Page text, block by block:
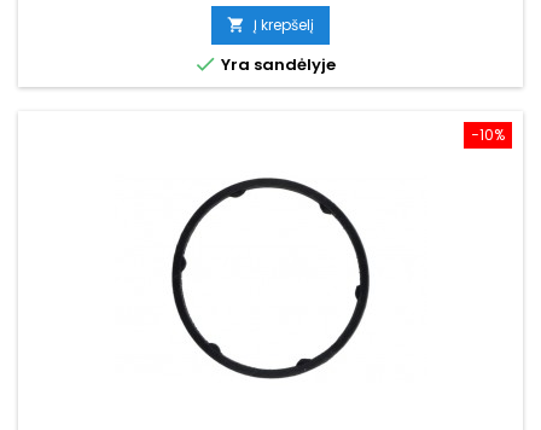
kaina
 Į krepšelį
 Yra sandėlyje
−10%